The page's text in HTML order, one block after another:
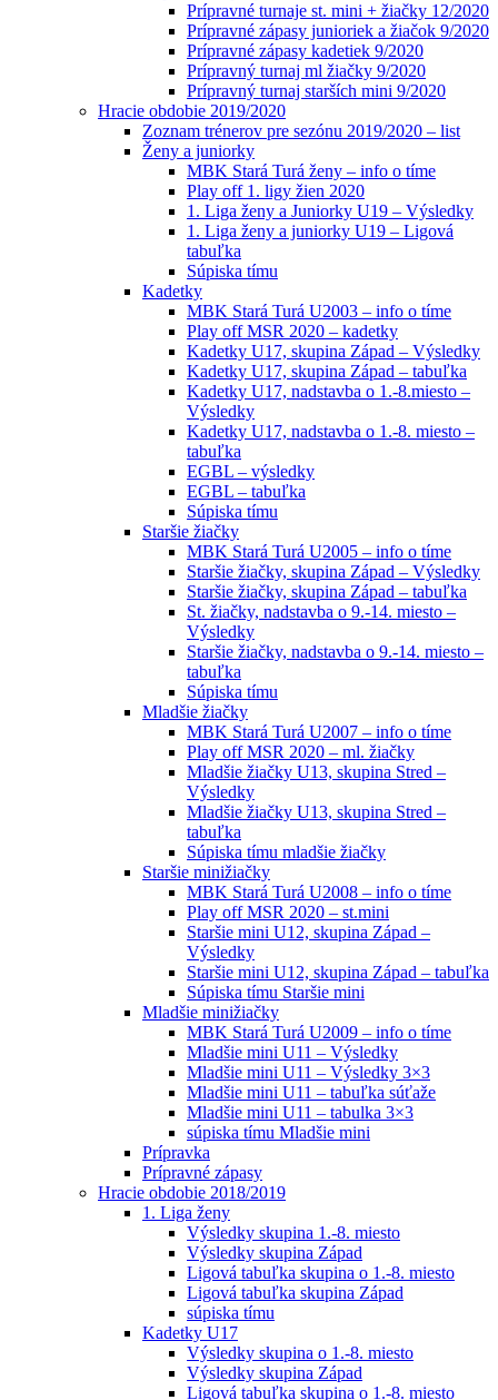
Prípravné turnaje st. mini + žiačky 12/2020
Prípravné zápasy junioriek a žiačok 9/2020
Prípravné zápasy kadetiek 9/2020
Prípravný turnaj ml žiačky 9/2020
Prípravný turnaj starších mini 9/2020
Hracie obdobie 2019/2020
Zoznam trénerov pre sezónu 2019/2020 – list
Ženy a juniorky
MBK Stará Turá ženy – info o tíme
Play off 1. ligy žien 2020
1. Liga ženy a Juniorky U19 – Výsledky
1. Liga ženy a juniorky U19 – Ligová
tabuľka
Súpiska tímu
Kadetky
MBK Stará Turá U2003 – info o tíme
Play off MSR 2020 – kadetky
Kadetky U17, skupina Západ – Výsledky
Kadetky U17, skupina Západ – tabuľka
Kadetky U17, nadstavba o 1.-8.miesto –
Výsledky
Kadetky U17, nadstavba o 1.-8. miesto –
tabuľka
EGBL – výsledky
EGBL – tabuľka
Súpiska tímu
Staršie žiačky
MBK Stará Turá U2005 – info o tíme
Staršie žiačky, skupina Západ – Výsledky
Staršie žiačky, skupina Západ – tabuľka
St. žiačky, nadstavba o 9.-14. miesto –
Výsledky
Staršie žiačky, nadstavba o 9.-14. miesto –
tabuľka
Súpiska tímu
Mladšie žiačky
MBK Stará Turá U2007 – info o tíme
Play off MSR 2020 – ml. žiačky
Mladšie žiačky U13, skupina Stred –
Výsledky
Mladšie žiačky U13, skupina Stred –
tabuľka
Súpiska tímu mladšie žiačky
Staršie minižiačky
MBK Stará Turá U2008 – info o tíme
Play off MSR 2020 – st.mini
Staršie mini U12, skupina Západ –
Výsledky
Staršie mini U12, skupina Západ – tabuľka
Súpiska tímu Staršie mini
Mladšie minižiačky
MBK Stará Turá U2009 – info o tíme
Mladšie mini U11 – Výsledky
Mladšie mini U11 – Výsledky 3×3
Mladšie mini U11 – tabuľka súťaže
Mladšie mini U11 – tabulka 3×3
súpiska tímu Mladšie mini
Prípravka
Prípravné zápasy
Hracie obdobie 2018/2019
1. Liga ženy
Výsledky skupina 1.-8. miesto
Výsledky skupina Západ
Ligová tabuľka skupina o 1.-8. miesto
Ligová tabuľka skupina Západ
súpiska tímu
Kadetky U17
Výsledky skupina o 1.-8. miesto
Výsledky skupina Západ
Ligová tabuľka skupina o 1.-8. miesto